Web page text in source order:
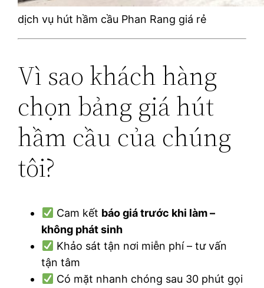
dịch vụ hút hầm cầu Phan Rang giá rẻ
Vì sao khách hàng
chọn bảng giá hút
hầm cầu của chúng
tôi?
Cam kết báo giá trước khi làm –
không phát sinh
Khảo sát tận nơi miễn phí – tư vấn
tận tâm
Có mặt nhanh chóng sau 30 phút gọi